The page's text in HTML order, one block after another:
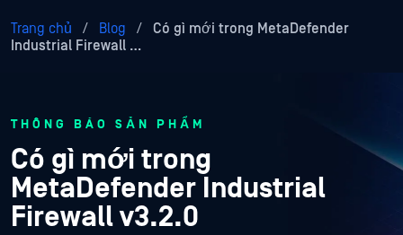
Trang chủ / Blog /
Có gì mới trong MetaDefender
Industrial Firewall …
THÔNG BÁO SẢN PHẨM
Có gì mới trong
MetaDefender Industrial
Firewall v3.2.0